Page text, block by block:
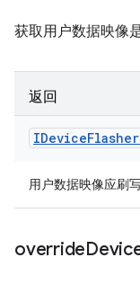
获取用户数据映像
返回
IDeviceFlasher
用户数据映像应刷
override